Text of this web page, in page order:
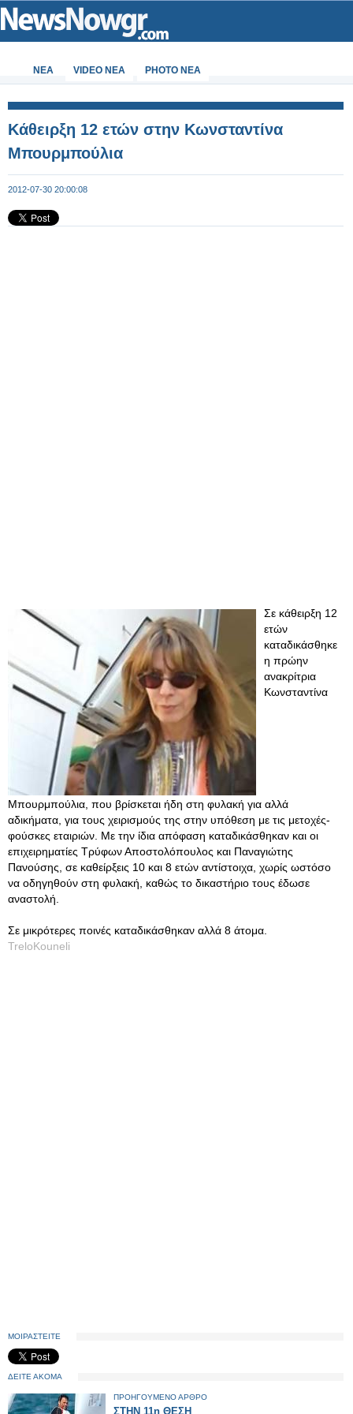
ΝΕΑ VIDEO NEA PHOTO NEA
Κάθειρξη 12 ετών στην Κωνσταντίνα
Μπουρμπούλια
2012-07-30 20:00:08
Σε κάθειρξη 12
ετών
καταδικάσθηκε
η πρώην
ανακρίτρια
Κωνσταντίνα
Μπουρμπούλια, που βρίσκεται ήδη στη φυλακή για αλλά
αδικήματα, για τους χειρισμούς της στην υπόθεση με τις μετοχές-
φούσκες εταιριών. Με την ίδια απόφαση καταδικάσθηκαν και οι
επιχειρηματίες Τρύφων Αποστολόπουλος και Παναγιώτης
Πανούσης, σε καθείρξεις 10 και 8 ετών αντίστοιχα, χωρίς ωστόσο
να οδηγηθούν στη φυλακή, καθώς το δικαστήριο τους έδωσε
αναστολή.
Σε μικρότερες ποινές καταδικάσθηκαν αλλά 8 άτομα.
TreloKouneli
ΜΟΙΡΑΣΤΕΙΤΕ
ΔΕΙΤΕ ΑΚΟΜΑ
ΠΡΟΗΓΟΥΜΕΝΟ ΑΡΘΡΟ
ΣΤΗΝ 11η ΘΕΣΗ